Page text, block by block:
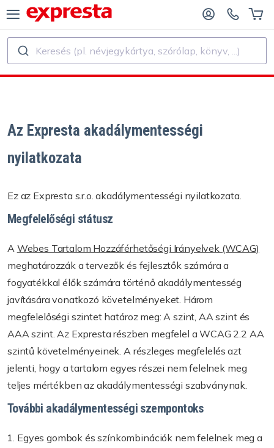
Nyomtatás és kötészet
Matrica és Címke
Bélyegző készítés
TERMÉK
ÉS SZERZŐK SZÁMÁRA
SZERZŐKNEK
Keresés (pl. névjegykártya, szórólap, könyv, ...)
Az Expresta akadálymentességi
nyilatkozata
Ez az Expresta s.r.o. akadálymentességi nyilatkozata.
Megfelelőségi státusz
A Webes Tartalom Hozzáférhetőségi Irányelvek (WCAG)
meghatározzák a tervezők és fejlesztők számára a
fogyatékkal élők számára történő akadálymentesség
javítására vonatkozó követelményeket. Három
megfelelőségi szintet határoz meg: A szint, AA szint és
AAA szint. Az Expresta részben megfelel a WCAG 2.2 AA
szintű követelményeinek. A részleges megfelelés azt
jelenti, hogy a tartalom egyes részei nem felelnek meg
teljes mértékben az akadálymentességi szabványnak.
További akadálymentességi szempontoks
Egyes gombok és színkombinációk nem felelnek meg a